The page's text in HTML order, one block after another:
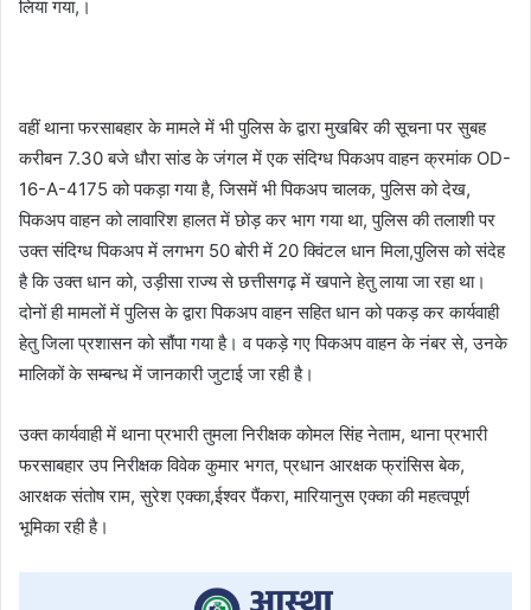
लिया गया,।
वहीं थाना फरसाबहार के मामले में भी पुलिस के द्वारा मुखबिर की सूचना पर सुबह
करीबन 7.30 बजे धौरा सांड के जंगल में एक संदिग्ध पिकअप वाहन क्रमांक OD-
16-A-4175 को पकड़ा गया है, जिसमें भी पिकअप चालक, पुलिस को देख,
पिकअप वाहन को लावारिश हालत में छोड़ कर भाग गया था, पुलिस की तलाशी पर
उक्त संदिग्ध पिकअप में लगभग 50 बोरी में 20 क्विंटल धान मिला,पुलिस को संदेह
है कि उक्त धान को, उड़ीसा राज्य से छत्तीसगढ़ में खपाने हेतु लाया जा रहा था।
दोनों ही मामलों में पुलिस के द्वारा पिकअप वाहन सहित धान को पकड़ कर कार्यवाही
हेतु जिला प्रशासन को सौंपा गया है। व पकड़े गए पिकअप वाहन के नंबर से, उनके
मालिकों के सम्बन्ध में जानकारी जुटाई जा रही है।
उक्त कार्यवाही में थाना प्रभारी तुमला निरीक्षक कोमल सिंह नेताम, थाना प्रभारी
फरसाबहार उप निरीक्षक विवेक कुमार भगत, प्रधान आरक्षक फ्रांसिस बेक,
आरक्षक संतोष राम, सुरेश एक्का,ईश्वर पैंकरा, मारियानुस एक्का की महत्वपूर्ण
भूमिका रही है।